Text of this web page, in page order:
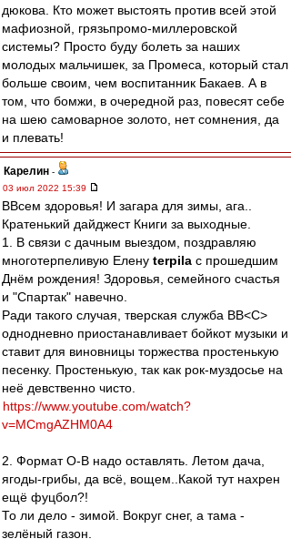
дюкова. Кто может выстоять против всей этой
мафиозной, грязьпромо-миллеровской
системы? Просто буду болеть за наших
молодых мальчишек, за Промеса, который стал
больше своим, чем воспитанник Бакаев. А в
том, что бомжи, в очередной раз, повесят себе
на шею самоварное золото, нет сомнения, да
и плевать!
Карелин -
03 июл 2022 15:39
ВВсем здоровья! И загара для зимы, ага..
Кратенький дайджест Книги за выходные.
1. В связи с дачным выездом, поздравляю
многотерпеливую Елену terpila с прошедшим
Днём рождения! Здоровья, семейного счастья
и "Спартак" навечно.
Ради такого случая, тверская служба ВВ˂С˃
однодневно приостанавливает бойкот музыки и
ставит для виновницы торжества простенькую
песенку. Простенькую, так как рок-муздосье на
неё девственно чисто.
https://www.youtube.com/watch?
v=MCmgAZHM0A4
2. Формат О-В надо оставлять. Летом дача,
ягоды-грибы, да всё, вощем..Какой тут нахрен
ещё фуцбол?!
То ли дело - зимой. Вокруг снег, а тама -
зелёный газон.